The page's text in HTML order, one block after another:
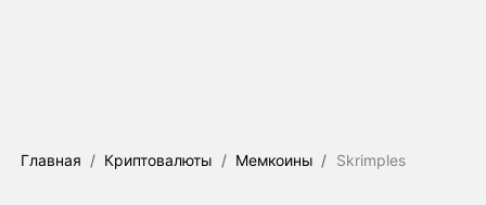
Главная / Криптовалюты / Мемкоины / Skrimples